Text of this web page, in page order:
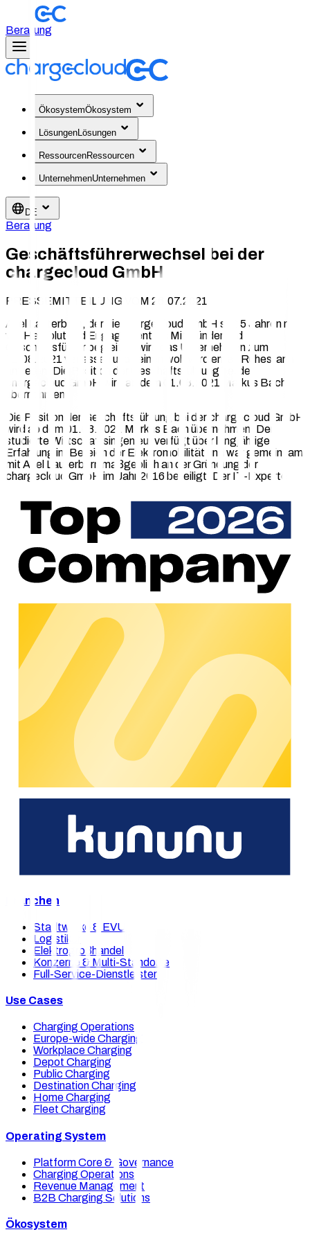
Beratung
ÖkosystemÖkosystem
LösungenLösungen
RessourcenRessourcen
UnternehmenUnternehmen
DE
Beratung
Geschäftsführerwechsel bei der
chargecloud GmbH
PRESSEMITTEILUNG VOM 26.07.2021
Axel Lauterborn, der die chargecloud GmbH seit 5 Jahren mit
viel Herzblut und Engagement als Mitgründer und
Geschäftsführer begleitet, wird das Unternehmen zum
01.08.2021 verlassen und seinen wohlverdienten Ruhestand
antreten. Die Position der Geschäftsführung bei der
chargecloud GmbH wird ab dem 01.08.2021 Markus Bach
übernehmen.
Die Position der Geschäftsführung bei der chargecloud GmbH
wird ab dem 01.08.2021 Markus Bach übernehmen. Der
studierte Wirtschaftsingenieur verfügt über langjährige
Erfahrung im Bereich der Elektromobilität und war gemeinsam
mit Axel Lauterborn maßgeblich an der Gründung der
chargecloud GmbH im Jahr 2016 beteiligt. Der IT-Experte
Unternehmens zahlreiche, kundenorientierte Antworten auf
die Zukunftsfragen der Branche und wird die positive
Geschäftsentwicklung der letzten Jahre mit weiteren
innovativen E-Mobilitäts-Produkten und Services
vorantreiben. Seiner Weitsicht ist es zu verdanken, dass wir
Ihnen heute eines der besten Back-End Systeme im
europäischen Mark zur Verfügung stellen können. Als
zukünftiger Geschäftsführer verfolgt Markus Bach die Vision,
gemeinsam mit dem über 50-köpfigen Team, E-Mobilität für
alle Akteure so einfach wie möglich zu gestalten.
Wir möchten uns an dieser Stelle bei Axel Lauterborn für alles,
was er in dieser Zeit bewirkt hat, bedanken. Für den
unermüdlichen Einsatz und die vielen guten und weitsichtigen
Entscheidungen, welche maßgeblich zum rasanten
Wachstum und Unternehmenserfolg der chargecloud
beigetragen haben. Wir wünschen ihm für die Zukunft und den
neuen Lebensabschnitt weiterhin alles Gute. Wir freuen uns,
dass er uns auch in Zukunft mit seinem Rat zur Verfügung
stehen wird.
Wir bedanken uns auch herzlich bei unseren Kunden und
Geschäftspartnern für das entgegengebrachte Vertrauen und
freuen uns auf die Fortsetzung einer verlässlichen und
erfolgreichen Zusammenarbeit.
Sie interessieren sich für unsere E-Mobility-Lösungen? Gerne
helfen wir Ihnen weiter.
Jetzt beraten lassen Unsere Lösungen
Branchen
Stadtwerke & EVU
Logistiker
Elektrogroßhandel
Konzerne & Multi-Standorte
Full-Service-Dienstleister
Use Cases
Charging Operations
Europe-wide Charging
Workplace Charging
Depot Charging
Public Charging
Destination Charging
Home Charging
Fleet Charging
Operating System
Platform Core & Governance
Charging Operations
Revenue Management
B2B Charging Solutions
Ökosystem